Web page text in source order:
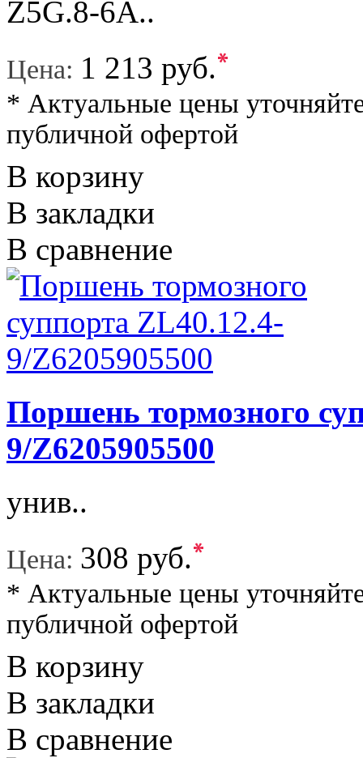
Z5G.8-6A..
Цена: 1 213 руб.*
* Актуальные цены
публичной офертой
В корзину
В закладки
В сравнение
Поршень тормозного
9/Z6205905500
унив..
Цена: 308 руб.*
* Актуальные цены
публичной офертой
В корзину
В закладки
В сравнение